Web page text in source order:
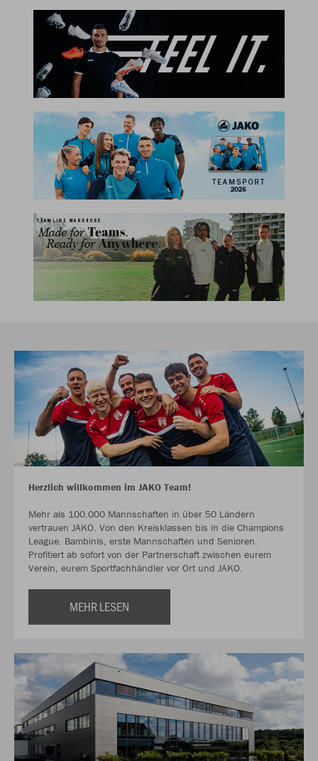
Herzlich willkommen im JAKO Team!
Mehr als 100.000 Mannschaften in über 50 Ländern
vertrauen JAKO. Von den Kreisklassen bis in die Champions
League. Bambinis, erste Mannschaften und Senioren.
Profitiert ab sofort von der Partnerschaft zwischen eurem
Verein, eurem Sportfachhändler vor Ort und JAKO.
MEHR LESEN